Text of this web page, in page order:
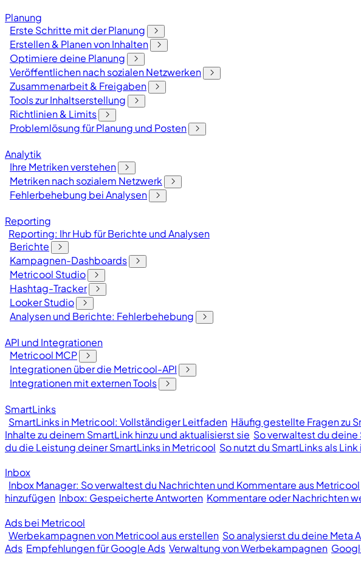
Planung
Erste Schritte mit der Planung
Erstellen & Planen von Inhalten
Optimiere deine Planung
Veröffentlichen nach sozialen Netzwerken
Zusammenarbeit & Freigaben
Tools zur Inhaltserstellung
Richtlinien & Limits
Problemlösung für Planung und Posten
Analytik
Ihre Metriken verstehen
Metriken nach sozialem Netzwerk
Fehlerbehebung bei Analysen
Reporting
Reporting: Ihr Hub für Berichte und Analysen
Berichte
Kampagnen-Dashboards
Metricool Studio
Hashtag-Tracker
Looker Studio
Analysen und Berichte: Fehlerbehebung
API und Integrationen
Metricool MCP
Integrationen über die Metricool-API
Integrationen mit externen Tools
SmartLinks
SmartLinks in Metricool: Vollständiger Leitfaden Häufig gestellte Fragen zu
Inhalte zu deinem SmartLink hinzu und aktualisierst sie So verwaltest du
du die Leistung deiner SmartLinks in Metricool So nutzt du SmartLinks als
Inbox
Inbox Manager: So verwaltest du Nachrichten und Kommentare aus Metricool
hinzufügen Inbox: Gespeicherte Antworten Kommentare oder Nachrichten
Ads bei Metricool
Werbekampagnen von Metricool aus erstellen So analysierst du deine Meta
Ads Empfehlungen für Google Ads Verwaltung von Werbekampagnen